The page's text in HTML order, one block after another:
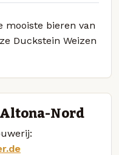
mooiste bieren van
Duckstein Weizen
Nord